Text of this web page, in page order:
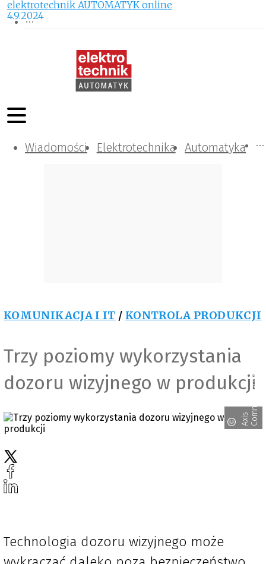
Wiadomości Elektrotechnika Automatyka
Komunikacja i IT
Kontrola
Tematy specjalne
KOMUNIKACJA I IT / KONTROLA PRODUKCJI
Trzy poziomy wykorzystania
dozoru wizyjnego w produkcji
A
x
i
s
C
o
m
m
u
n
i
c
a
t
i
o
ns
elektrotechnik AUTOMATYK online
4.9.2024
Technologia dozoru wizyjnego może